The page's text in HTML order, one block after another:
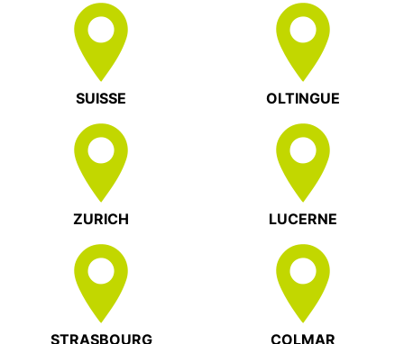
SUISSE OLTINGUE
ZURICH LUCERNE
STRASBOURG COLMAR